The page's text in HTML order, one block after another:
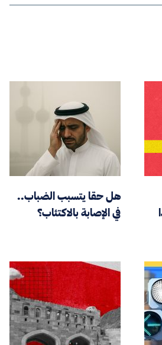
هل حقا يتسبب الضباب..
في الإصابة بالاكتئاب؟